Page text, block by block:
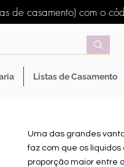
de casamento) com o
Uma das grandes
faz com que os líquidos
proporção maior entre
Listas de Casamento